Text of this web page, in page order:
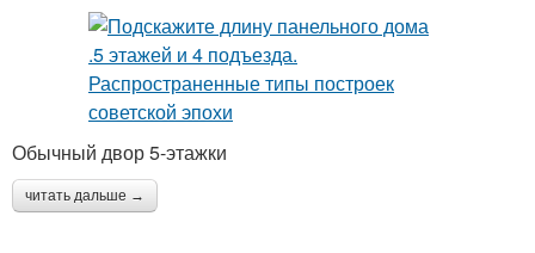
Обычный двор 5-этажки
читать дальше →